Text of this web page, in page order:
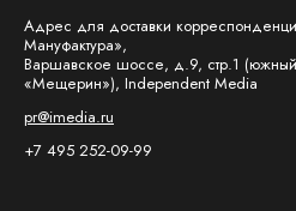
Адрес для доставки
Мануфактура»,
Варшавское шоссе, д.9, стр.1
«Мещерин»), Independent Media
pr@imedia.ru
+7 495 252-09-99